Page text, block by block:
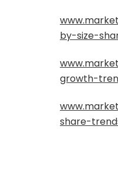
by-size-
growth-
share-